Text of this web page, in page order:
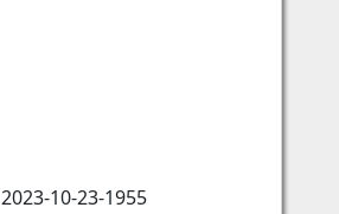
2023-10-23-1955